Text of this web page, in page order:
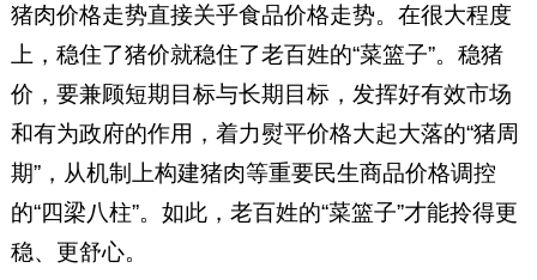
猪肉价格走势直接关乎食品价格走势。在很大程度
上，稳住了猪价就稳住了老百姓的“菜篮子”。稳猪
价，要兼顾短期目标与长期目标，发挥好有效市场
和有为政府的作用，着力熨平价格大起大落的“猪周
期”，从机制上构建猪肉等重要民生商品价格调控
的“四梁八柱”。如此，老百姓的“菜篮子”才能拎得更
稳、更舒心。